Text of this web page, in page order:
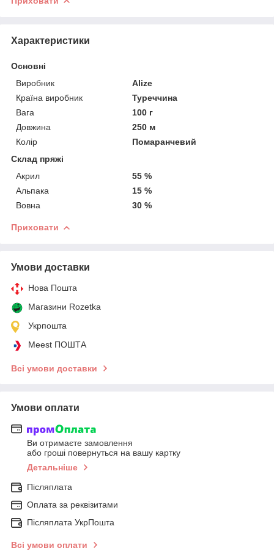
Характеристики
Основні
Виробник
Alize
Країна виробник
Туреччина
Вага
100 г
Довжина
250 м
Колір
Помаранчевий
Склад пряжі
Акрил
55 %
Альпака
15 %
Вовна
30 %
Приховати
Умови доставки
Нова Пошта
Магазини Rozetka
Укрпошта
Meest ПОШТА
Всі умови доставки
Умови оплати
Ви отримаєте замовлення
або гроші повернуться на вашу картку
Детальніше
Післяплата
Оплата за реквізитами
Післяплата УкрПошта
Всі умови оплати